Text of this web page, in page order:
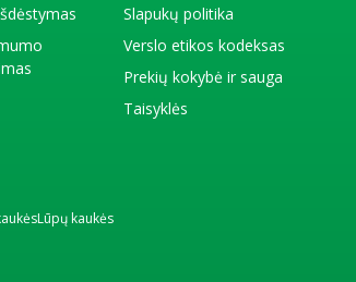
Slapukų politika
Verslo etikos kodeksas
Prekių kokybė ir sauga
Taisyklės
Lūpų kaukės